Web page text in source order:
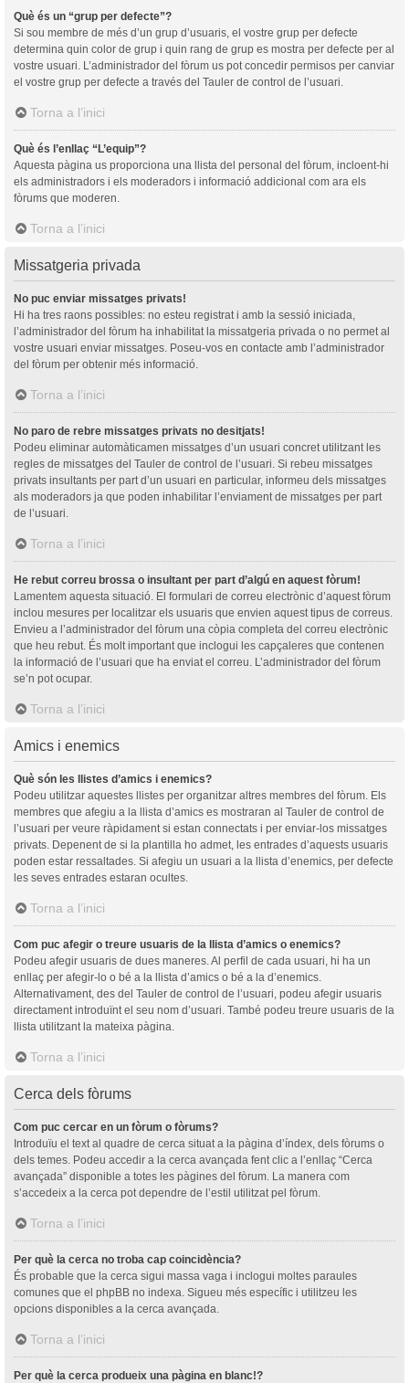
Què és un “grup per defecte”?
Si sou membre de més d’un grup d’usuaris, el vostre grup per defecte
determina quin color de grup i quin rang de grup es mostra per defecte per al
vostre usuari. L’administrador del fòrum us pot concedir permisos per canviar
el vostre grup per defecte a través del Tauler de control de l’usuari.
Torna a l’inici
Què és l’enllaç “L’equip”?
Aquesta pàgina us proporciona una llista del personal del fòrum, incloent-hi
els administradors i els moderadors i informació addicional com ara els
fòrums que moderen.
Torna a l’inici
Missatgeria privada
No puc enviar missatges privats!
Hi ha tres raons possibles: no esteu registrat i amb la sessió iniciada,
l’administrador del fòrum ha inhabilitat la missatgeria privada o no permet al
vostre usuari enviar missatges. Poseu-vos en contacte amb l’administrador
del fòrum per obtenir més informació.
Torna a l’inici
No paro de rebre missatges privats no desitjats!
Podeu eliminar automàticamen missatges d’un usuari concret utilitzant les
regles de missatges del Tauler de control de l’usuari. Si rebeu missatges
privats insultants per part d’un usuari en particular, informeu dels missatges
als moderadors ja que poden inhabilitar l’enviament de missatges per part
de l’usuari.
Torna a l’inici
He rebut correu brossa o insultant per part d’algú en aquest fòrum!
Lamentem aquesta situació. El formulari de correu electrònic d’aquest fòrum
inclou mesures per localitzar els usuaris que envien aquest tipus de correus.
Envieu a l’administrador del fòrum una còpia completa del correu electrònic
que heu rebut. És molt important que inclogui les capçaleres que contenen
la informació de l’usuari que ha enviat el correu. L’administrador del fòrum
se’n pot ocupar.
Torna a l’inici
Amics i enemics
Què són les llistes d’amics i enemics?
Podeu utilitzar aquestes llistes per organitzar altres membres del fòrum. Els
membres que afegiu a la llista d’amics es mostraran al Tauler de control de
l’usuari per veure ràpidament si estan connectats i per enviar-los missatges
privats. Depenent de si la plantilla ho admet, les entrades d’aquests usuaris
poden estar ressaltades. Si afegiu un usuari a la llista d’enemics, per defecte
les seves entrades estaran ocultes.
Torna a l’inici
Com puc afegir o treure usuaris de la llista d’amics o enemics?
Podeu afegir usuaris de dues maneres. Al perfil de cada usuari, hi ha un
enllaç per afegir-lo o bé a la llista d’amics o bé a la d’enemics.
Alternativament, des del Tauler de control de l’usuari, podeu afegir usuaris
directament introduïnt el seu nom d’usuari. També podeu treure usuaris de la
llista utilitzant la mateixa pàgina.
Torna a l’inici
Cerca dels fòrums
Com puc cercar en un fòrum o fòrums?
Introduïu el text al quadre de cerca situat a la pàgina d’índex, dels fòrums o
dels temes. Podeu accedir a la cerca avançada fent clic a l’enllaç “Cerca
avançada” disponible a totes les pàgines del fòrum. La manera com
s’accedeix a la cerca pot dependre de l’estil utilitzat pel fòrum.
Torna a l’inici
Per què la cerca no troba cap coincidència?
És probable que la cerca sigui massa vaga i inclogui moltes paraules
comunes que el phpBB no indexa. Sigueu més específic i utilitzeu les
opcions disponibles a la cerca avançada.
Torna a l’inici
Per què la cerca produeix una pàgina en blanc!?